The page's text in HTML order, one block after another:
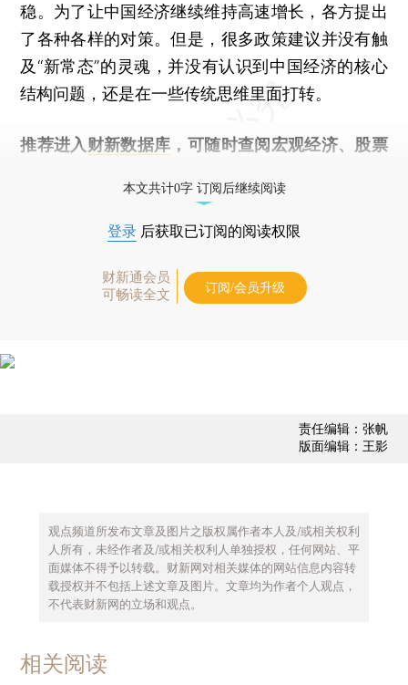
稳。为了让中国经济继续维持高速增长，各方提出
了各种各样的对策。但是，很多政策建议并没有触
及“新常态”的灵魂，并没有认识到中国经济的核心
结构问题，还是在一些传统思维里面打转。
推荐进入 财新数据库 ，可随时查阅宏观经济、股票
本文共计0字 订阅后继续阅读
登录 后获取已订阅的阅读权限
财新通会员
可畅读全文
订阅/会员升级
责任编辑：张帆
版面编辑：王影
观点频道所发布文章及图片之版权属作者本人及/或相关权利
人所有，未经作者及/或相关权利人单独授权，任何网站、平
面媒体不得予以转载。财新网对相关媒体的网站信息内容转
载授权并不包括上述文章及图片。文章均为作者个人观点，
不代表财新网的立场和观点。
相关阅读